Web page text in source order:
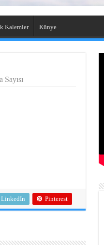
Kalemler Künye
LinkedIn Pinterest